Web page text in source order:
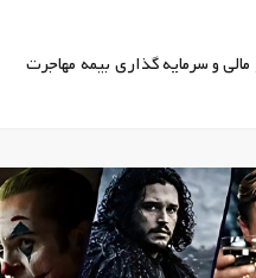
مالی و سرمایه گذاری بیمه مهاجرت